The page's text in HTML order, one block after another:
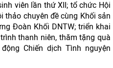
viên lần thứ XII; tổ chức Hội
thảo chuyên đề cùng Khối sản
Đoàn Khối DNTW; triển khai
thanh niên, thăm tặng quà
Chiến dịch Tình nguyện